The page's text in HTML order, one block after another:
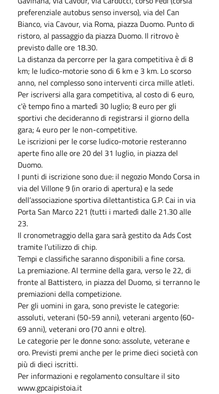
preferenziale autobus senso inverso), via del Can
Bianco, via Cavour, via Roma, piazza Duomo. Punto di
ristoro, al passaggio da piazza Duomo. Il ritrovo è
previsto dalle ore 18.30.
La distanza da percorre per la gara competitiva è di 8
km; le ludico-motorie sono di 6 km e 3 km. Lo scorso
anno, nel complesso sono interventi circa mille atleti.
Per iscriversi alla gara competitiva, al costo di 6 euro,
c'è tempo fino a martedì 30 luglio; 8 euro per gli
sportivi che decideranno di registrarsi il giorno della
gara; 4 euro per le non-competitive.
Le iscrizioni per le corse ludico-motorie resteranno
aperte fino alle ore 20 del 31 luglio, in piazza del
Duomo.
I punti di iscrizione sono due: il negozio Mondo Corsa in
via del Villone 9 (in orario di apertura) e la sede
dell’associazione sportiva dilettantistica G.P. Cai in via
Porta San Marco 221 (tutti i martedì dalle 21.30 alle
23.
Il cronometraggio della gara sarà gestito da Ads Cost
tramite l’utilizzo di chip.
Tempi e classifiche saranno disponibili a fine corsa.
La premiazione. Al termine della gara, verso le 22, di
fronte al Battistero, in piazza del Duomo, si terranno le
premiazioni della competizione.
Per gli uomini in gara, sono previste le categorie:
assoluti, veterani (50-59 anni), veterani argento (60-
69 anni), veterani oro (70 anni e oltre).
Le categorie per le donne sono: assolute, veterane e
oro. Previsti premi anche per le prime dieci società con
più di dieci iscritti.
Per informazioni e regolamento consultare il sito
www.gpcaipistoia.it